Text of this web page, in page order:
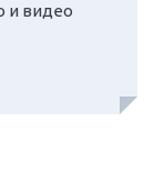
и видео